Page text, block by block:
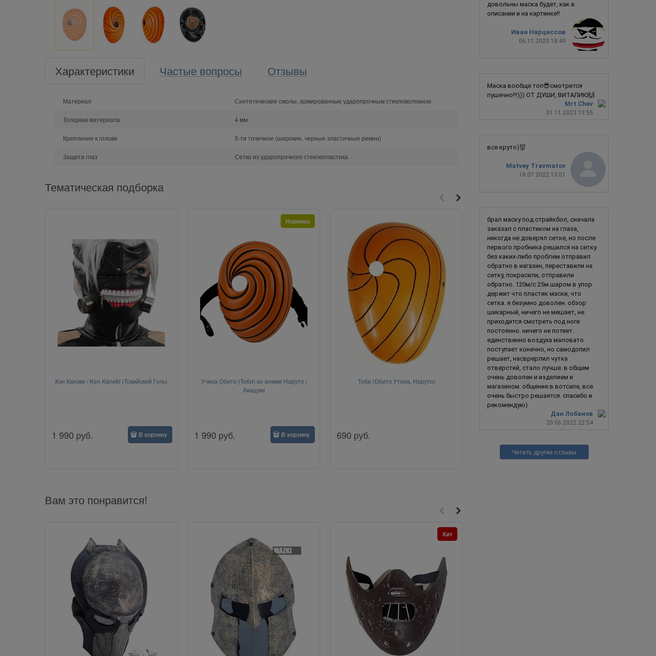
Характеристики Частые вопросы Отзывы
Материал Синтетические смолы, армированные ударопрочным стекловолокном
Толщина материала 4 мм.
Крепление к голове 5-ти точечное (широкие, черные эластичные ремни)
Защита глаз Сетка из ударопрочного стеклопластика
Тематическая подборка
Кэн Канэки / Ken Kaneki (Токийский Гуль)
1 990 руб. В корзину
Учиха Обито (Тоби) из аниме Наруто /
Акацуки
Новинка
1 990 руб. В корзину
Тоби (Обито Утиха, Наруто)
690 руб.
Пустой (Ичиго Куросаки, Блич)
Вам это понравится!
Хит
Иван Нарциссов
06.11.2023 18:49
довольны маска будет, как в
описании и на картинке!!
Mrt Chev
01.11.2023 19:55
Маска вообще топ😎смотрится
пушечно!!!))) ОТ ДУШИ, ВИТАЛИЮ🙌
Matvey Travmatov
18.07.2022 13:01
все круто)👹
Дан Лобанов
20.06.2022 22:54
брал маску под страйкбол, сначала
заказал с пластиком на глаза,
никогда не доверял сетке, но после
первого пробника решился на сетку.
без каких-либо проблем отправил
обратно в иагазин, переставили на
сетку, покрасили, отправили
обратно. 120м/с 25м шаром в упор
держит что пластик маски, что
сетка. я безумно доволен. обзор
шикарный, ничего не мешает, не
приходится смотреть под ноги
постоянно. ничего не потеет.
единственно воздуха маловато
поступает конечно, но самодопил
решает, насврерлил чутка
отверстий, стало лучше. в общем
очень доволен и изделием и
магазином. общение в вотсапе, все
очень быстро решается. спасибо и
рекомендую)
Читать другие отзывы